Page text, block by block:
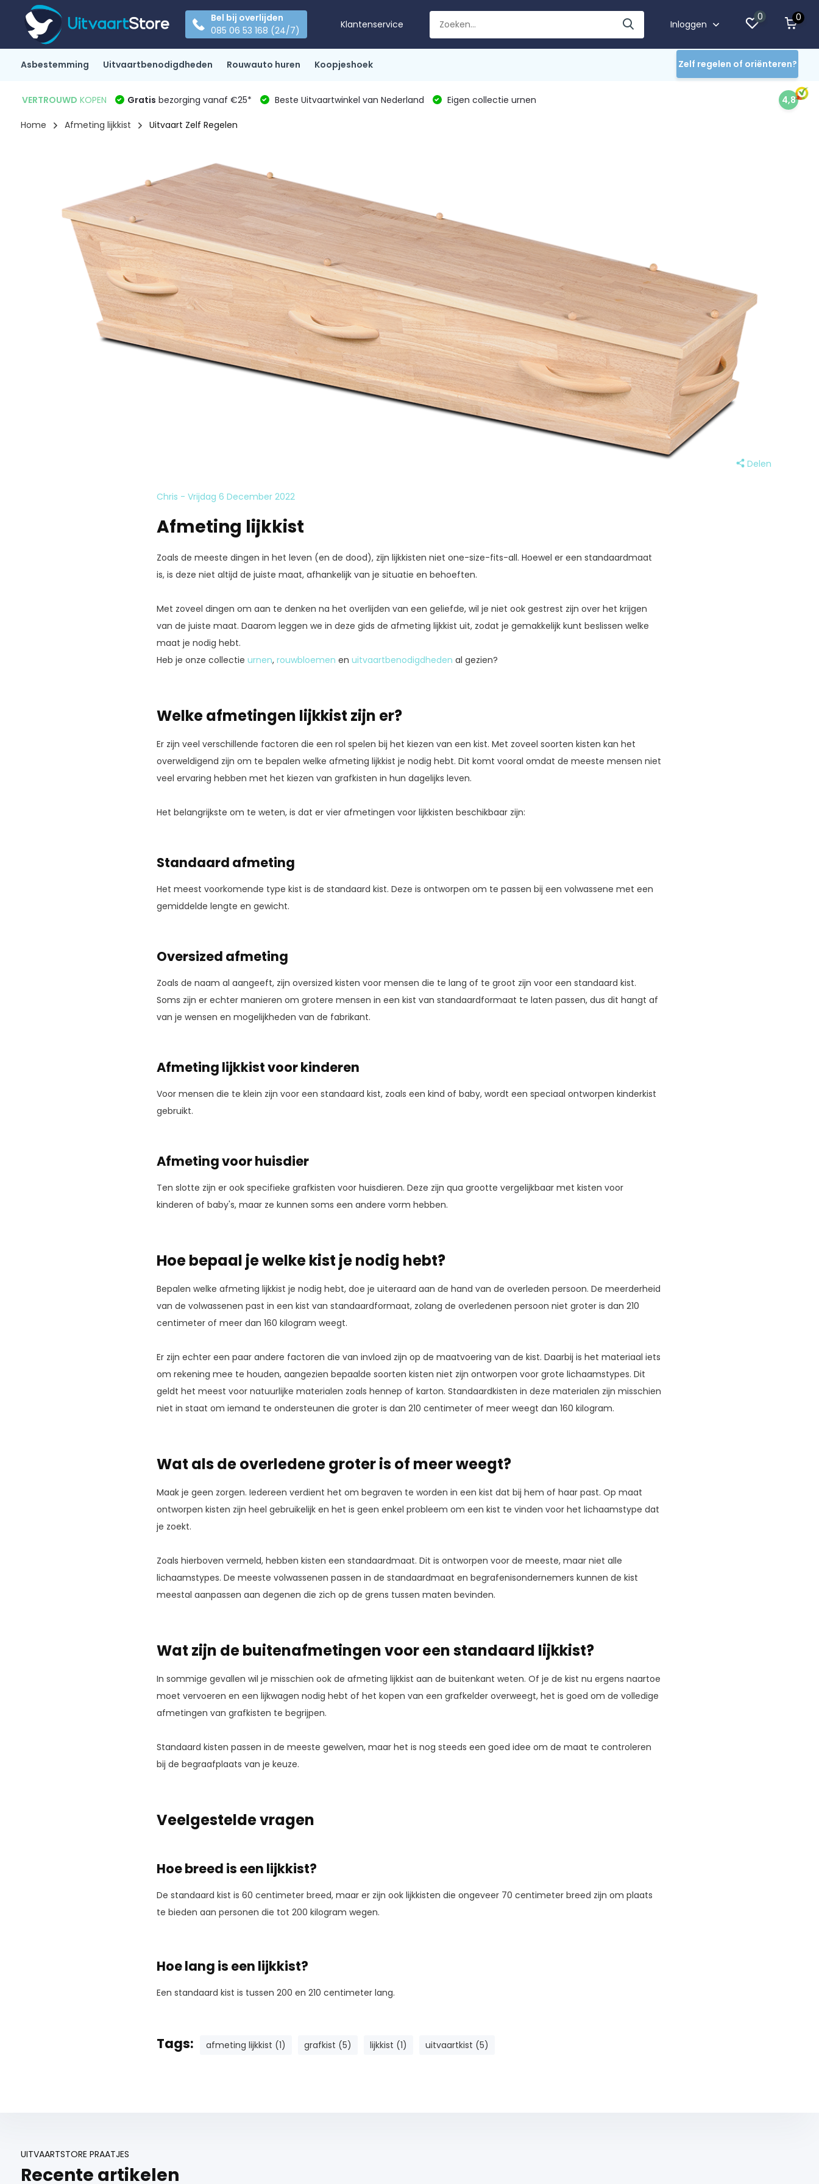
Bel bij overlijden
085 06 53 168 (24/7)
Klantenservice Inloggen
0 0
Asbestemming Uitvaartbenodigdheden Rouwauto huren Koopjeshoek Zelf regelen of oriënteren?
VERTROUWD KOPEN Gratis bezorging vanaf €25* Beste Uitvaartwinkel van Nederland Eigen collectie urnen 4,8
Home Afmeting lijkkist Uitvaart Zelf Regelen
Delen
Chris - Vrijdag 6 December 2022
Afmeting lijkkist
Zoals de meeste dingen in het leven (en de dood), zijn lijkkisten niet one-size-fits-all. Hoewel er een standaardmaat
is, is deze niet altijd de juiste maat, afhankelijk van je situatie en behoeften.
Met zoveel dingen om aan te denken na het overlijden van een geliefde, wil je niet ook gestrest zijn over het krijgen
van de juiste maat. Daarom leggen we in deze gids de afmeting lijkkist uit, zodat je gemakkelijk kunt beslissen welke
maat je nodig hebt.
Heb je onze collectieurnen,rouwbloemen enuitvaartbenodigdheden al gezien?
Welke afmetingen lijkkist zijn er?
Er zijn veel verschillende factoren die een rol spelen bij het kiezen van een kist. Met zoveel soorten kisten kan het
overweldigend zijn om te bepalen welke afmeting lijkkist je nodig hebt. Dit komt vooral omdat de meeste mensen niet
veel ervaring hebben met het kiezen van grafkisten in hun dagelijks leven.
Het belangrijkste om te weten, is dat er vier afmetingen voor lijkkisten beschikbaar zijn:
Standaard afmeting
Het meest voorkomende type kist is de standaard kist. Deze is ontworpen om te passen bij een volwassene met een
gemiddelde lengte en gewicht.
Oversized afmeting
Zoals de naam al aangeeft, zijn oversized kisten voor mensen die te lang of te groot zijn voor een standaard kist.
Soms zijn er echter manieren om grotere mensen in een kist van standaardformaat te laten passen, dus dit hangt af
van je wensen en mogelijkheden van de fabrikant.
Afmeting lijkkist voor kinderen
Voor mensen die te klein zijn voor een standaard kist, zoals een kind of baby, wordt een speciaal ontworpen kinderkist
gebruikt.
Afmeting voor huisdier
Ten slotte zijn er ook specifieke grafkisten voor huisdieren. Deze zijn qua grootte vergelijkbaar met kisten voor
kinderen of baby's, maar ze kunnen soms een andere vorm hebben.
Hoe bepaal je welke kist je nodig hebt?
Bepalen welke afmeting lijkkist je nodig hebt, doe je uiteraard aan de hand van de overleden persoon. De meerderheid
van de volwassenen past in een kist van standaardformaat, zolang de overledenen persoon niet groter is dan 210
centimeter of meer dan 160 kilogram weegt.
Er zijn echter een paar andere factoren die van invloed zijn op de maatvoering van de kist. Daarbij is het materiaal iets
om rekening mee te houden, aangezien bepaalde soorten kisten niet zijn ontworpen voor grote lichaamstypes. Dit
geldt het meest voor natuurlijke materialen zoals hennep of karton. Standaardkisten in deze materialen zijn misschien
niet in staat om iemand te ondersteunen die groter is dan 210 centimeter of meer weegt dan 160 kilogram.
Wat als de overledene groter is of meer weegt?
Maak je geen zorgen. Iedereen verdient het om begraven te worden in een kist dat bij hem of haar past. Op maat
ontworpen kisten zijn heel gebruikelijk en het is geen enkel probleem om een kist te vinden voor het lichaamstype dat
je zoekt.
Zoals hierboven vermeld, hebben kisten een standaardmaat. Dit is ontworpen voor de meeste, maar niet alle
lichaamstypes. De meeste volwassenen passen in de standaardmaat en begrafenisondernemers kunnen de kist
meestal aanpassen aan degenen die zich op de grens tussen maten bevinden.
Wat zijn de buitenafmetingen voor een standaard lijkkist?
In sommige gevallen wil je misschien ook de afmeting lijkkist aan de buitenkant weten. Of je de kist nu ergens naartoe
moet vervoeren en een lijkwagen nodig hebt of het kopen van een grafkelder overweegt, het is goed om de volledige
afmetingen van grafkisten te begrijpen.
Standaard kisten passen in de meeste gewelven, maar het is nog steeds een goed idee om de maat te controleren
bij de begraafplaats van je keuze.
Veelgestelde vragen
Hoe breed is een lijkkist?
De standaard kist is 60 centimeter breed, maar er zijn ook lijkkisten die ongeveer 70 centimeter breed zijn om plaats
te bieden aan personen die tot 200 kilogram wegen.
Hoe lang is een lijkkist?
Een standaard kist is tussen 200 en 210 centimeter lang.
Tags: afmeting lijkkist (1) grafkist (5) lijkkist (1) uitvaartkist (5)
UITVAARTSTORE PRAATJES
Recente artikelen